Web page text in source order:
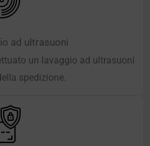
ad ultrasuoni
un lavaggio ad ultrasuoni
spedizione.